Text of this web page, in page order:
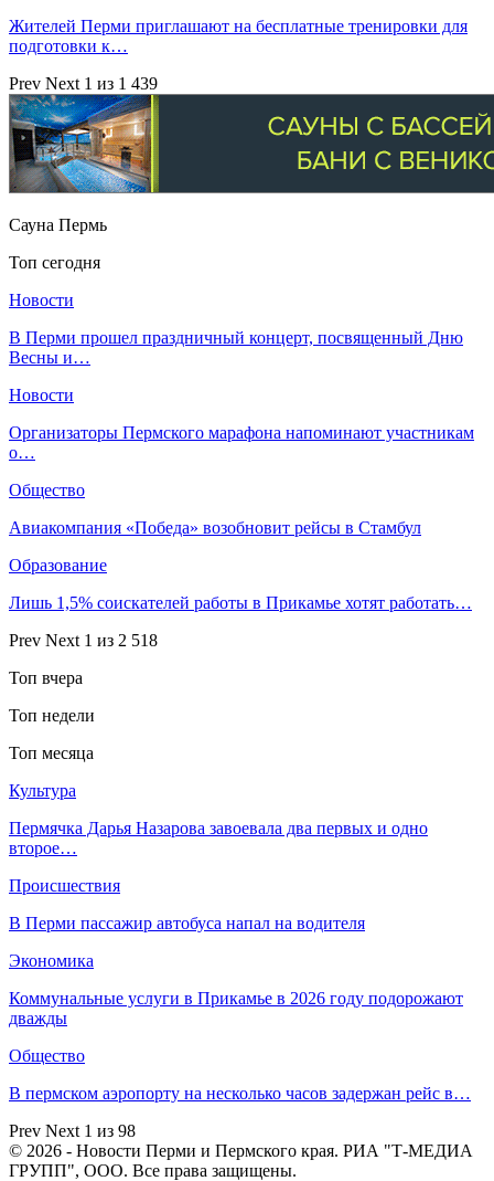
Жителей Перми приглашают на бесплатные тренировки для
подготовки к…
Prev Next 1 из 1 439
Сауна Пермь
Топ сегодня
Новости
В Перми прошел праздничный концерт, посвященный Дню
Весны и…
Новости
Организаторы Пермского марафона напоминают участникам
о…
Общество
Авиакомпания «Победа» возобновит рейсы в Стамбул
Образование
Лишь 1,5% соискателей работы в Прикамье хотят работать…
Prev Next 1 из 2 518
Топ вчера
Топ недели
Топ месяца
Культура
Пермячка Дарья Назарова завоевала два первых и одно
второе…
Происшествия
В Перми пассажир автобуса напал на водителя
Экономика
Коммунальные услуги в Прикамье в 2026 году подорожают
дважды
Общество
В пермском аэропорту на несколько часов задержан рейс в…
Prev Next 1 из 98
© 2026 - Новости Перми и Пермского края. РИА "Т-МЕДИА
ГРУПП", ООО. Все права защищены.